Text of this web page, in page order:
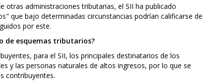
otras administraciones tributarias, el SII ha publicado
que bajo determinadas circunstancias podrían calificarse de
por este.
de esquemas tributarios?
para el SII, los principales destinatarios de los
y las personas naturales de altos ingresos, por lo que se
contribuyentes.